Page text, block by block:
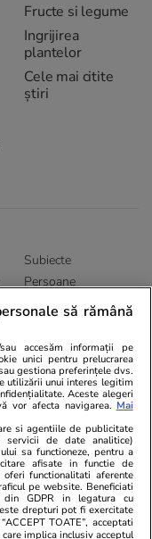
Fructe si legume
Ingrijirea
plantelor
Cele mai citite
știri
Subiecte
Persoane
Sitemap
Locuri de muncă
Imobiliare.ro
Jobradar24
Imoradar24
Colecții Libertatea
nr. 821/25.09.2025.
să rămână
accesăm informații pe
unici pentru prelucrarea
gestiona preferințele dvs.
utilizării unui interes legitim
Aceste alegeri
vor afecta navigarea. Mai
si agentiile de publicitate
servicii de date analitice)
sa functioneze, pentru a
afisate in functie de
functionalitati aferente
pe website. Beneficiati
GDPR in legatura cu
drepturi pot fi exercitate
TOATE”, acceptati
implica inclusiv acceptul